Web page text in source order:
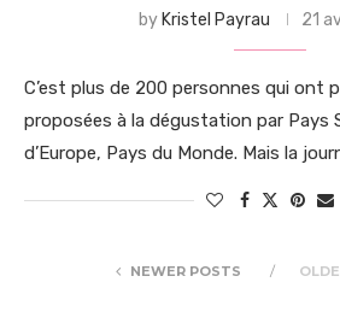
by Kristel Payrau 21
C’est plus de 200 personnes qui ont
proposées à la dégustation par Pays
d’Europe, Pays du Monde. Mais la
NEWER POSTS